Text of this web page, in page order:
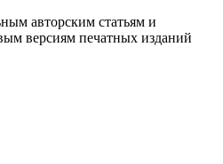
авторским статьям и
версиям печатных изданий